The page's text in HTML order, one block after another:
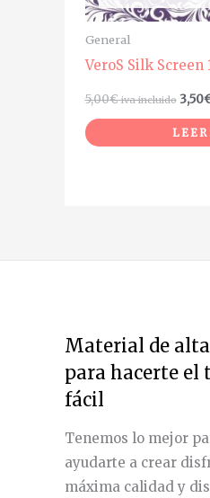
General
VeroS Silk Screen
5,00€ iva incluido 3,50
Material de
para hacerte el
fácil
Tenemos lo mejor
ayudarte a crear
máxima calidad y